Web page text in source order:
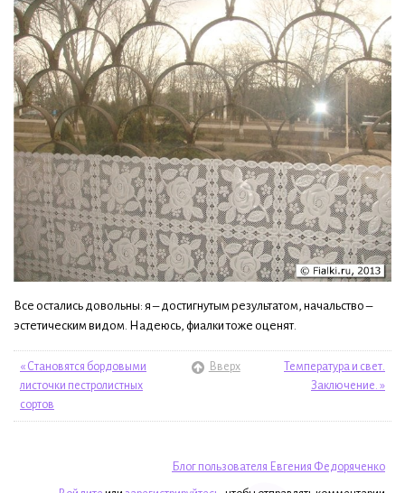
Все остались довольны: я – достигнутым результатом, начальство –
эстетическим видом. Надеюсь, фиалки тоже оценят.
« Становятся бордовыми
листочки пестролистных
сортов
Вверх
Температура и свет.
Заключение. »
Блог пользователя Евгения Федоряченко